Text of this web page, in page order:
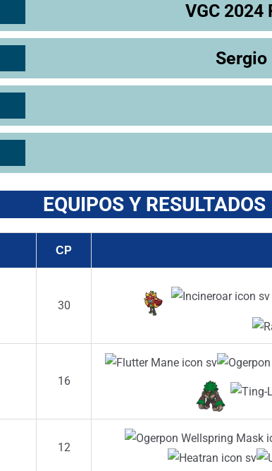
VGC 2024
Sergio
EQUIPOS Y RESULTADOS
CP
30
16
12